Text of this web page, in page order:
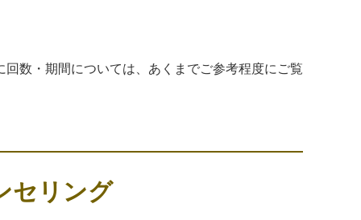
数・期間については、あくまでご参考程度にご覧
セリング